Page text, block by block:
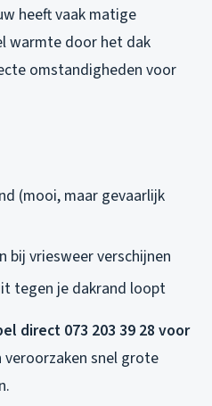
heeft vaak matige
warmte door het dak
omstandigheden voor
(mooi, maar gevaarlijk
bij vriesweer verschijnen
tegen je dakrand loopt
direct 073 203 39 28 voor
veroorzaken snel grote